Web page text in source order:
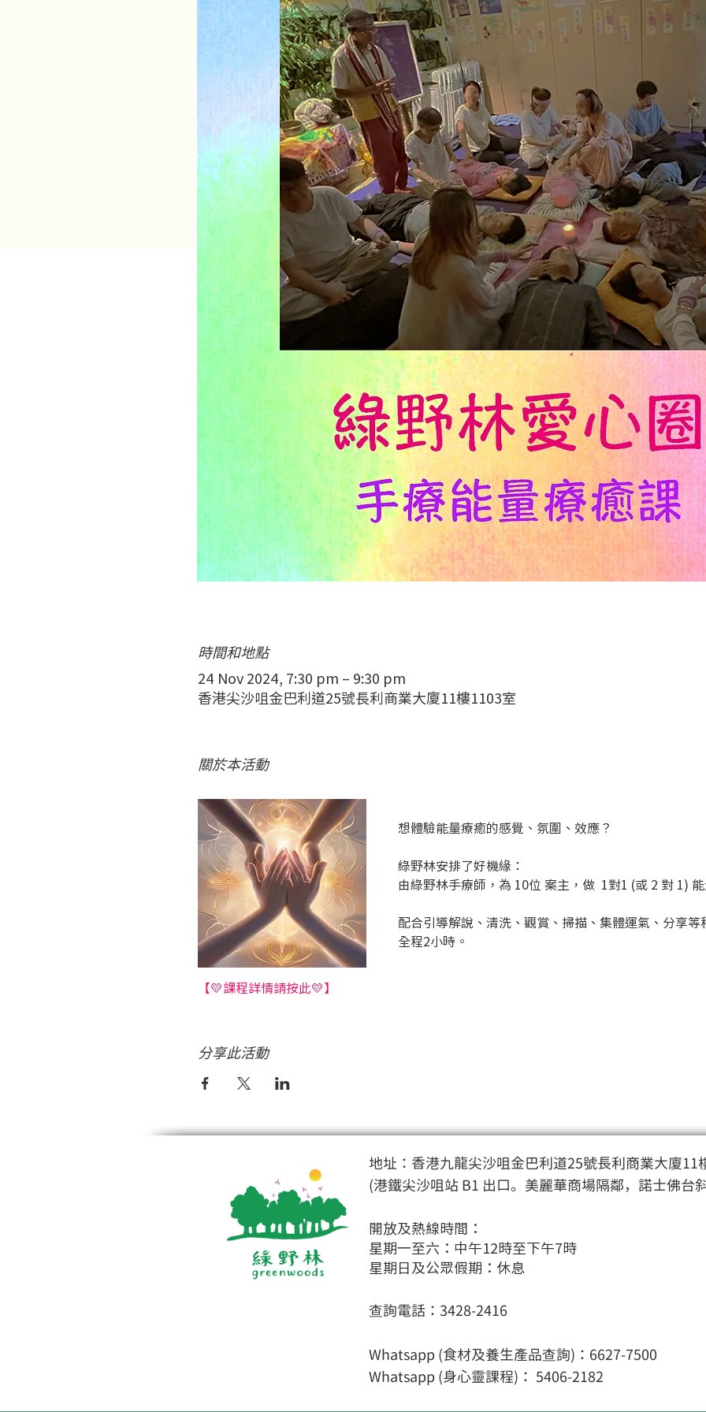
時間和地點
24 Nov 2024, 7:30 pm – 9:30 pm
香港尖沙咀金巴利道25號長利商業大廈11樓1103室
關於本活動
想體驗能量療癒的感覺、氛圍、效應？
綠野林安排了好機緣：
由綠野林手療師，為 10位 案主，做  1對1 (或 2 對 1) 能
配合引導解說、清洗、觀賞、掃描、集體運氣、分享等
全程2小時。
【💛課程詳情請按此💛】
分享此活動
地址：香港九龍尖沙咀金巴利道25號長利商業大廈11
(港鐵尖沙咀站 B1 出口。美麗華商場隔鄰，諾士佛台
開放及熱線時間：
星期一至六：中午12時至下午7時
星期日及公眾假期：休息
查詢電話：3428-2416
Whatsapp (食材及養生產品查詢)：6627-7500
Whatsapp (身心靈課程)： 5406-2182